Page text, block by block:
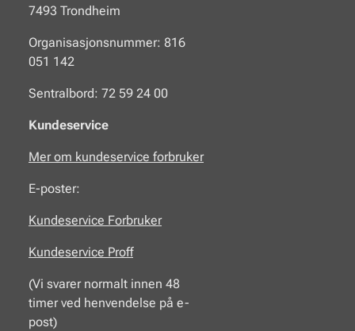
7493 Trondheim
Organisasjonsnummer: 816
051 142
Sentralbord: 72 59 24 00
Kundeservice
Mer om kundeservice forbruker
E-poster:
Kundeservice Forbruker
Kundeservice Proff
(Vi svarer normalt innen 48
timer ved henvendelse på e-
post)